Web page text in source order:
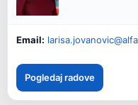
Email:
Pogledaj radove